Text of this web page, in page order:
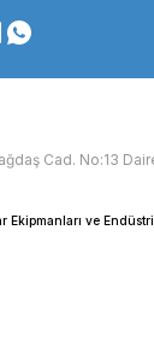
Cad. No:13
Ekipmanları ve